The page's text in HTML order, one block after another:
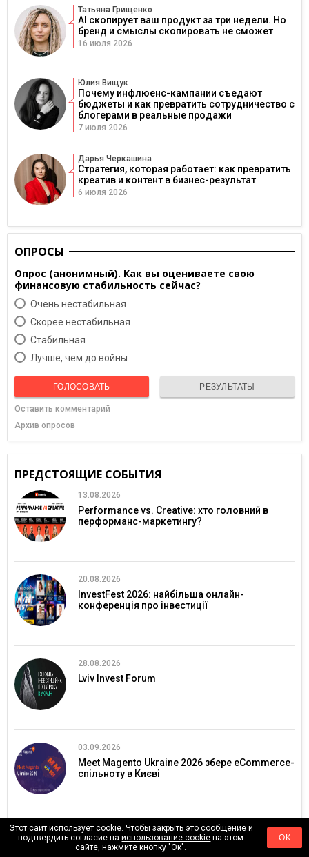
Татьяна Грищенко
AI скопирует ваш продукт за три недели. Но
бренд и смыслы скопировать не сможет
16 июля 2026
Юлия Вищук
Почему инфлюенс-кампании съедают
бюджеты и как превратить сотрудничество с
блогерами в реальные продажи
7 июля 2026
Дарья Черкашина
Стратегия, которая работает: как превратить
креатив и контент в бизнес-результат
6 июля 2026
ОПРОСЫ
Опрос (анонимный). Как вы оцениваете свою
финансовую стабильность сейчас?
Очень нестабильная
Скорее нестабильная
Cтабильная
Лучше, чем до войны
ГОЛОСОВАТЬ РЕЗУЛЬТАТЫ
Оставить комментарий
Архив опросов
ПРЕДСТОЯЩИЕ СОБЫТИЯ
13.08.2026
Performance vs. Creative: хто головний в
перформанс-маркетингу?
20.08.2026
InvestFest 2026: найбільша онлайн-
конференція про інвестиції
28.08.2026
Lviv Invest Forum
03.09.2026
Meet Magento Ukraine 2026 збере eCommerce-
спільноту в Києві
09.09.2026
AUTONOMY: EXPO
Этот сайт использует cookie. Чтобы закрыть это сообщение и
подтвердить согласие наиспользование cookie на этом
сайте, нажмите кнопку "Ок".
ОК